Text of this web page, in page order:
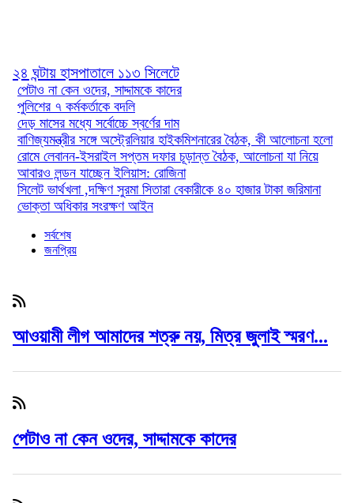
২৪ ঘন্টায় হাসপাতালে ১১৩ সিলেটে
পেটাও না কেন ওদের, সাদ্দামকে কাদের
পুলিশের ৭ কর্মকর্তাকে বদলি
দেড় মাসের মধ্যে সর্বোচ্চে স্বর্ণের দাম
বাণিজ্যমন্ত্রীর সঙ্গে অস্ট্রেলিয়ার হাইকমিশনারের বৈঠক, কী আলোচনা হলো
রোমে লেবানন-ইসরাইল সপ্তম দফার চূড়ান্ত বৈঠক, আলোচনা যা নিয়ে
আবারও লন্ডন যাচ্ছেন ইলিয়াস: রোজিনা
সিলেট ভার্থখলা ,দক্ষিণ সুরমা সিতারা বেকারীকে ৪০ হাজার টাকা জরিমানা
ভোক্তা অধিকার সংরক্ষণ আইন
সর্বশেষ
জনপ্রিয়
আওয়ামী লীগ আমাদের শত্রু নয়, মিত্র জুলাই স্মরণ...
পেটাও না কেন ওদের, সাদ্দামকে কাদের